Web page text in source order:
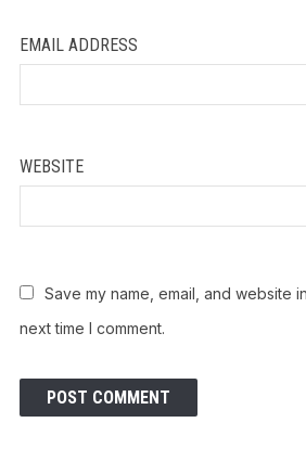
EMAIL ADDRESS
WEBSITE
Save my name, email, and website
next time I comment.